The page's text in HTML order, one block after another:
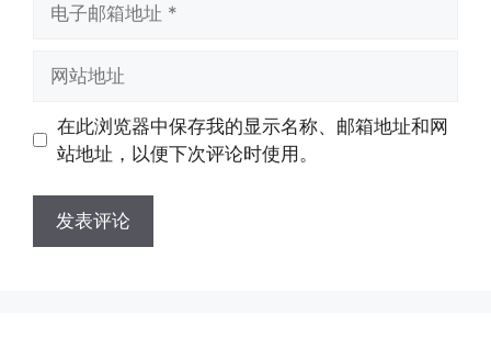
址
址
在此浏览器中保存我的显示名称、邮箱地址和网
站地址，以便下次评论时使用。